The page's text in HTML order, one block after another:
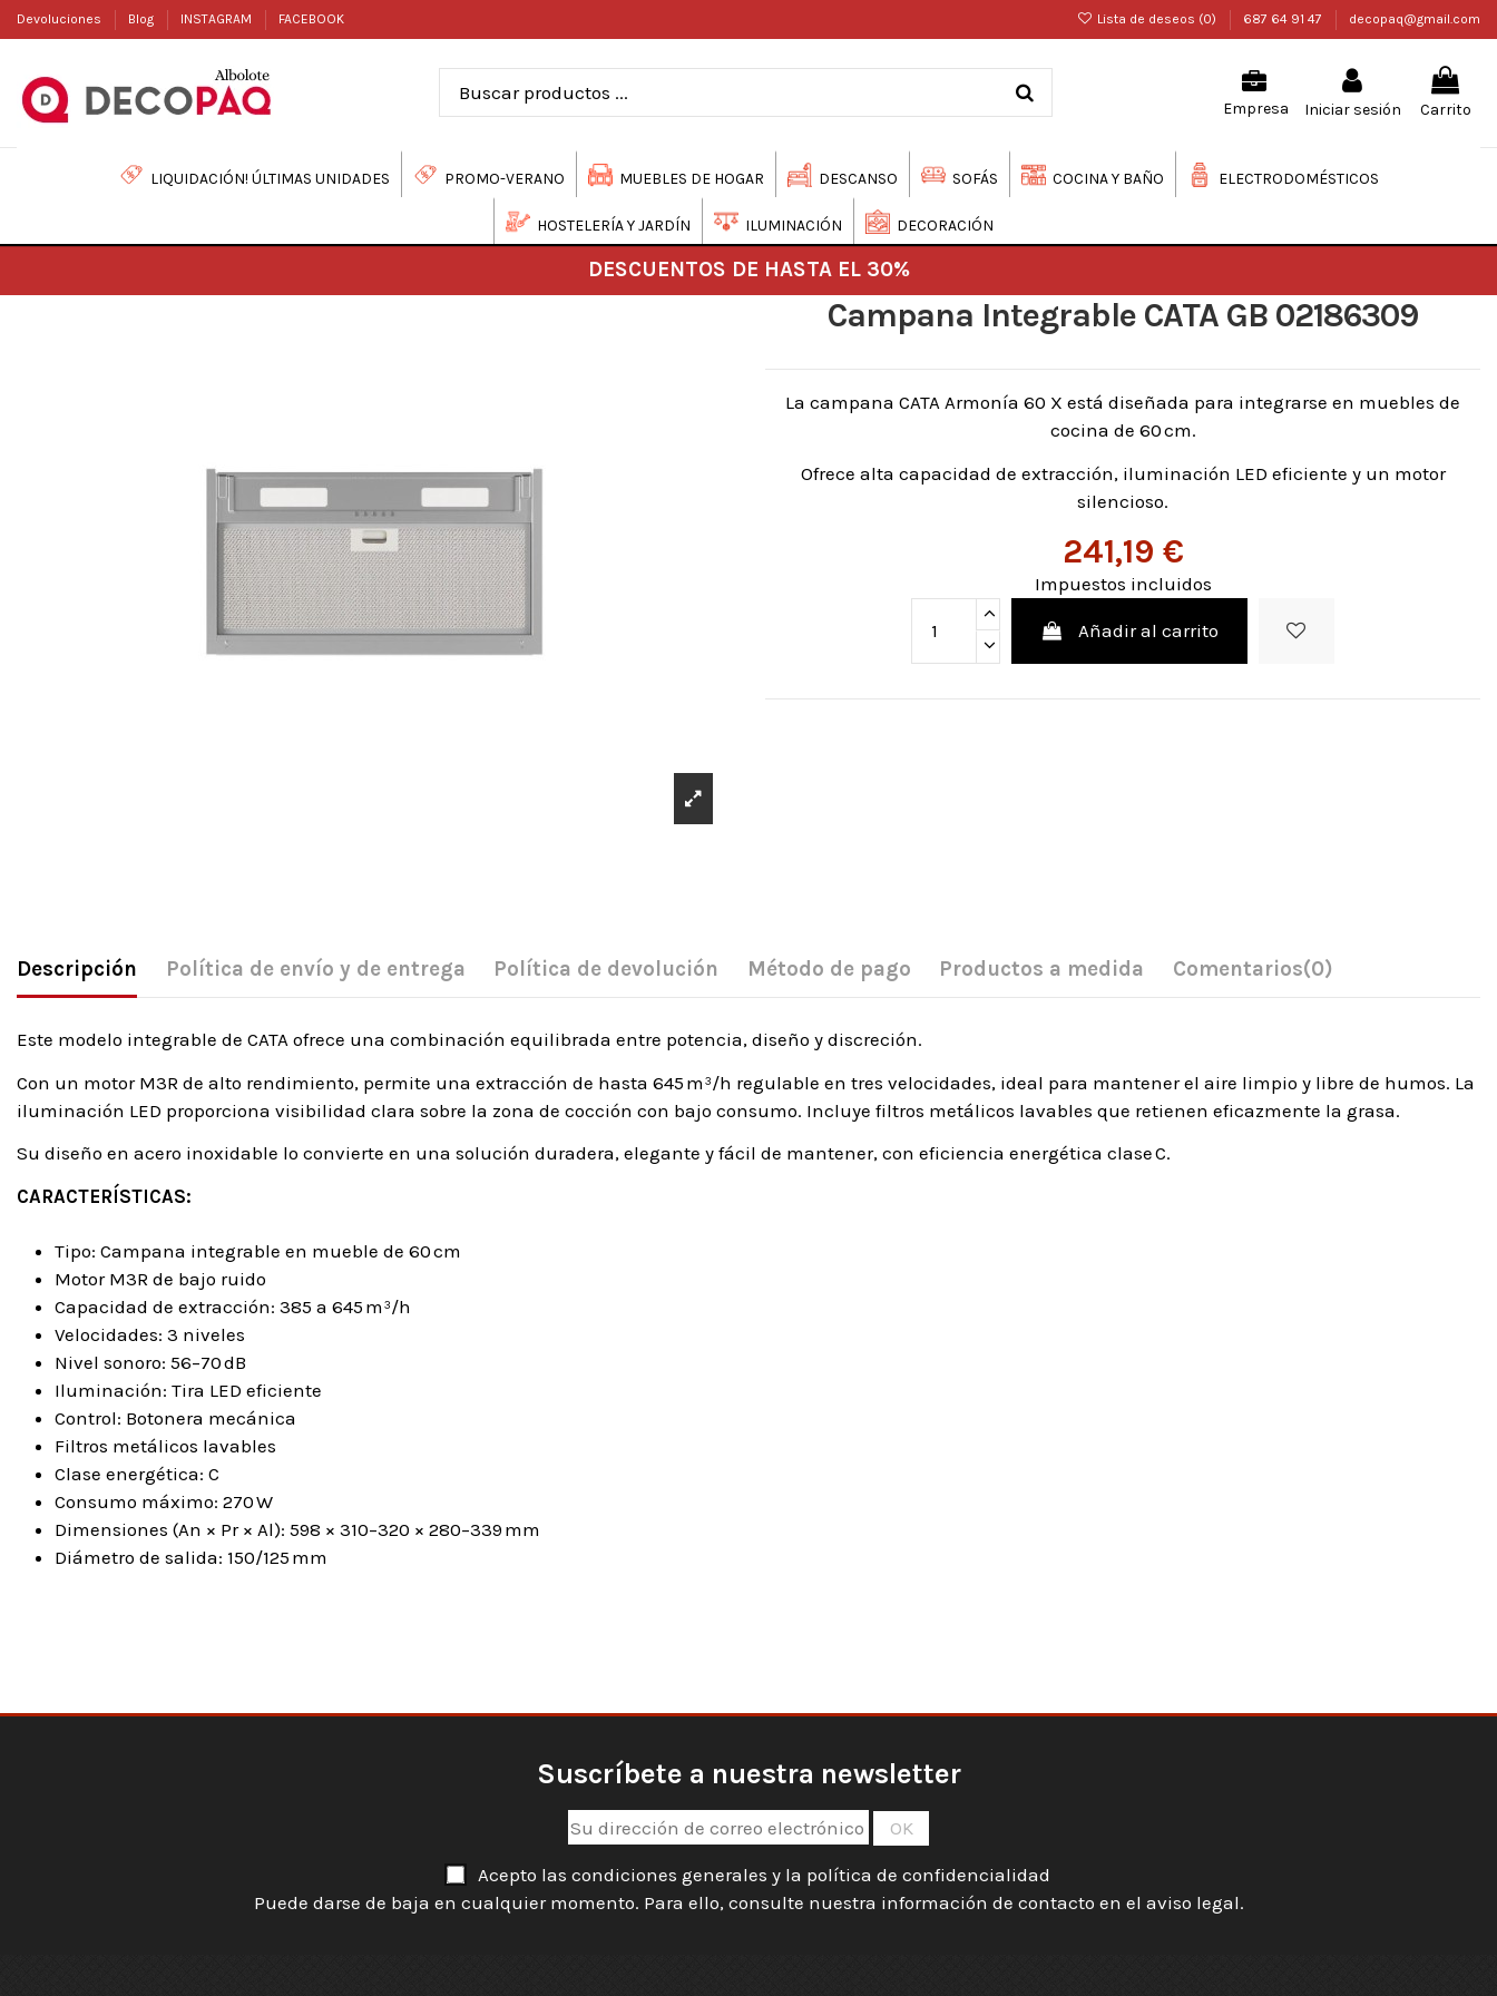
Devoluciones Blog INSTAGRAM FACEBOOK Lista de deseos (0) 687 64 91 47 decopaq@gmail.com
Empresa Iniciar sesión Carrito
LIQUIDACIÓN! ÚLTIMAS UNIDADES PROMO-VERANO MUEBLES DE HOGAR DESCANSO SOFÁS COCINA Y BAÑO ELECTRODOMÉSTICOS
HOSTELERÍA Y JARDÍN ILUMINACIÓN DECORACIÓN
DESCUENTOS DE HASTA EL 30%
Campana Integrable CATA GB 02186309
La campana CATA Armonía 60 X está diseñada para integrarse en muebles de
cocina de 60 cm.
Ofrece alta capacidad de extracción, iluminación LED eficiente y un motor
silencioso.
241,19 €
Impuestos incluidos
Añadir al carrito
Descripción Política de envío y de entrega Política de devolución Método de pago Productos a medida Comentarios(0)
Este modelo integrable de CATA ofrece una combinación equilibrada entre potencia, diseño y discreción.
Con un motor M3R de alto rendimiento, permite una extracción de hasta 645 m³/h regulable en tres velocidades, ideal para mantener el aire limpio y libre de humos. La
iluminación LED proporciona visibilidad clara sobre la zona de cocción con bajo consumo. Incluye filtros metálicos lavables que retienen eficazmente la grasa.
Su diseño en acero inoxidable lo convierte en una solución duradera, elegante y fácil de mantener, con eficiencia energética clase C.
CARACTERÍSTICAS:
Tipo: Campana integrable en mueble de 60 cm
Motor M3R de bajo ruido
Capacidad de extracción: 385 a 645 m³/h
Velocidades: 3 niveles
Nivel sonoro: 56–70 dB
Iluminación: Tira LED eficiente
Control: Botonera mecánica
Filtros metálicos lavables
Clase energética: C
Consumo máximo: 270 W
Dimensiones (An × Pr × Al): 598 × 310–320 × 280–339 mm
Diámetro de salida: 150/125 mm
Suscríbete a nuestra newsletter
Acepto las condiciones generales y la política de confidencialidad
Puede darse de baja en cualquier momento. Para ello, consulte nuestra información de contacto en el aviso legal.